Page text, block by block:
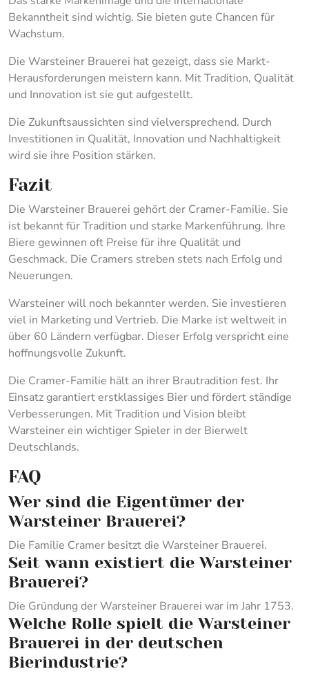
Bekanntheit sind wichtig. Sie bieten gute Chancen für
Wachstum.
Die Warsteiner Brauerei hat gezeigt, dass sie Markt-
Herausforderungen meistern kann. Mit Tradition, Qualität
und Innovation ist sie gut aufgestellt.
Die Zukunftsaussichten sind vielversprechend. Durch
Investitionen in Qualität, Innovation und Nachhaltigkeit
wird sie ihre Position stärken.
Fazit
Die Warsteiner Brauerei gehört der Cramer-Familie. Sie
ist bekannt für Tradition und starke Markenführung. Ihre
Biere gewinnen oft Preise für ihre Qualität und
Geschmack. Die Cramers streben stets nach Erfolg und
Neuerungen.
Warsteiner will noch bekannter werden. Sie investieren
viel in Marketing und Vertrieb. Die Marke ist weltweit in
über 60 Ländern verfügbar. Dieser Erfolg verspricht eine
hoffnungsvolle Zukunft.
Die Cramer-Familie hält an ihrer Brautradition fest. Ihr
Einsatz garantiert erstklassiges Bier und fördert ständige
Verbesserungen. Mit Tradition und Vision bleibt
Warsteiner ein wichtiger Spieler in der Bierwelt
Deutschlands.
FAQ
Wer sind die Eigentümer der
Warsteiner Brauerei?
Die Familie Cramer besitzt die Warsteiner Brauerei.
Seit wann existiert die Warsteiner
Brauerei?
Die Gründung der Warsteiner Brauerei war im Jahr 1753.
Welche Rolle spielt die Warsteiner
Brauerei in der deutschen
Bierindustrie?